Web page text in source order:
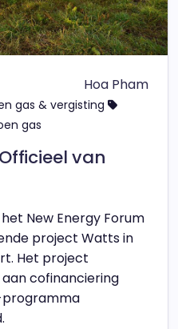
Hoa Pham
gas & vergisting
gas
van
New Energy Forum
project Watts in
Het project
cofinanciering
programma